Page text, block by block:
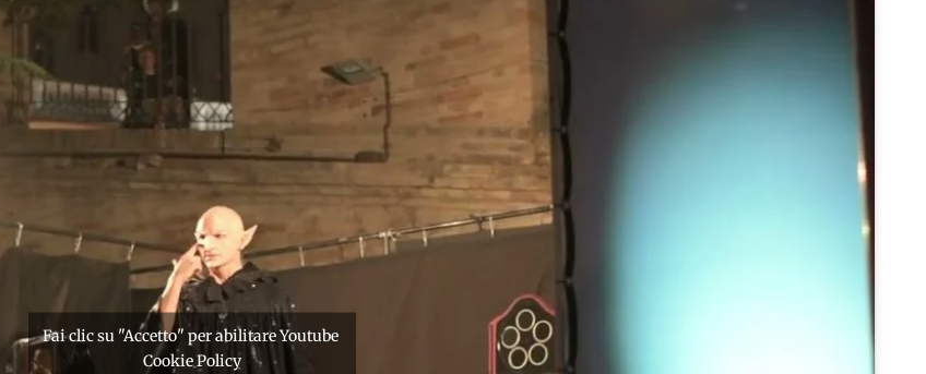
Fai clic su "Accetto" per abilitare Youtube
Cookie Policy